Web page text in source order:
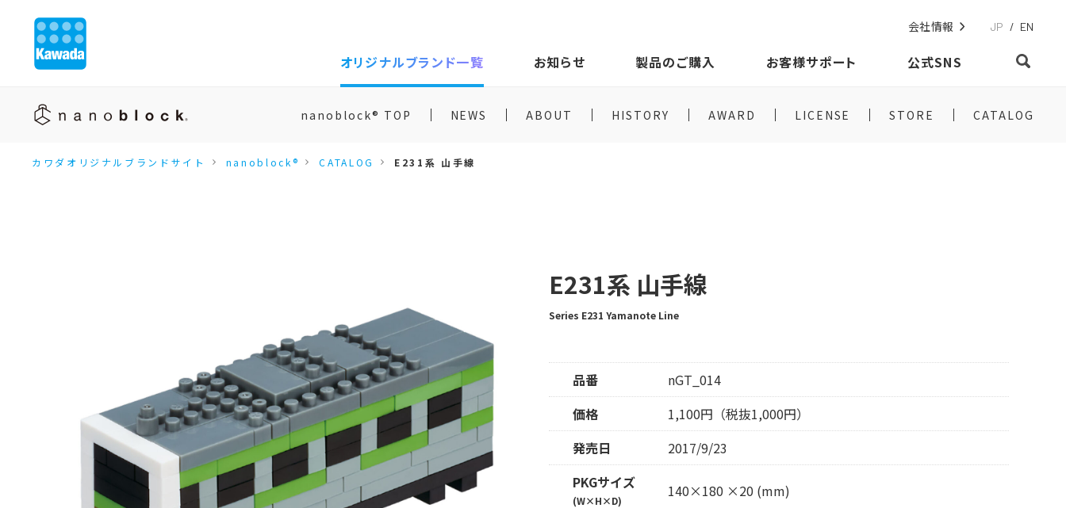
会社情報 JP / EN
オリジナルブランド一覧 お知らせ 製品のご購入 お客様サポート 公式SNS
nanoblock® TOP NEWS ABOUT HISTORY AWARD LICENSE STORE CATALOG
カワダオリジナルブランドサイト nanoblock® CATALOG E231系 山手線
E231系 山手線
Series E231 Yamanote Line
品番
nGT_014
価格
1,100円（税抜1,000円）
発売日
2017/9/23
PKGサイズ
(W×H×D)
140×180 ×20 (mm)